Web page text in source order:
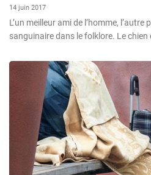
14 juin 2017
L’un meilleur ami de l’homme,
sanguinaire dans le folklore. Le chien